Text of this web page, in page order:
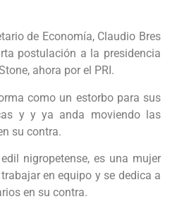
de Economía, Claudio Bres
postulación a la presidencia
ahora por el PRI.
como un estorbo para sus
y y ya anda moviendo las
su contra.
nigropetense, es una mujer
en equipo y se dedica a
en su contra.